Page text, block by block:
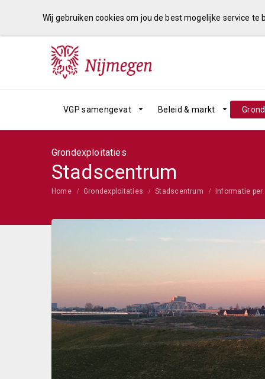
Wij gebruiken cookies om jou de best mogelijke service
VGP samengevat Beleid & markt
Grondexploitaties
Stadscentrum
Home Grondexploitaties Stadscentrum Informatie